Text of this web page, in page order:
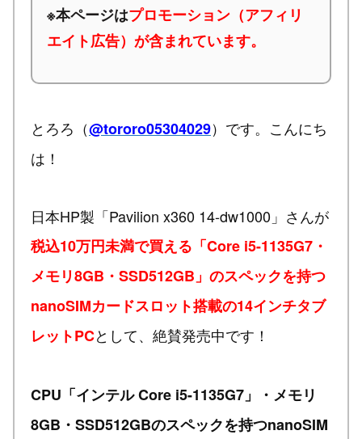
※本ページはプロモーション（アフィリ
エイト広告）が含まれています。
とろろ（@tororo05304029）です。こんにち
は！
日本HP製「Pavilion x360 14-dw1000」さんが
税込10万円未満で買える「Core i5-1135G7・
メモリ8GB・SSD512GB」のスペックを持つ
nanoSIMカードスロット搭載の14インチタブ
レットPCとして、絶賛発売中です！
CPU「インテル Core i5-1135G7」・メモリ
8GB・SSD512GBのスペックを持つnanoSIM